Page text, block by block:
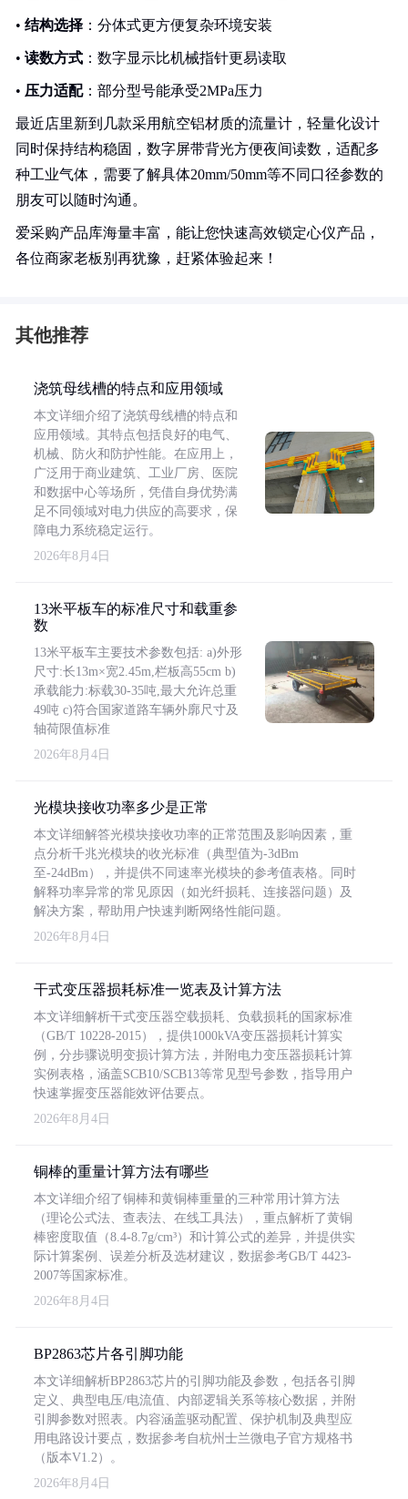
• 结构选择 ：分体式更方便复杂环境安装
• 读数方式 ：数字显示比机械指针更易读取
• 压力适配：部分型号能承受2MPa压力
最近店里新到几款采用航空铝材质的流量计，轻量化设计
同时保持结构稳固，数字屏带背光方便夜间读数，适配多
种工业气体，需要了解具体20mm/50mm等不同口径参数的
朋友可以随时沟通。
爱采购产品库海量丰富，能让您快速高效锁定心仪产品，
各位商家老板别再犹豫，赶紧体验起来！
其他推荐
浇筑母线槽的特点和应用领域
本文详细介绍了浇筑母线槽的特点和
应用领域。其特点包括良好的电气、
机械、防火和防护性能。在应用上，
广泛用于商业建筑、工业厂房、医院
和数据中心等场所，凭借自身优势满
足不同领域对电力供应的高要求，保
障电力系统稳定运行。
2026年8月4日
13米平板车的标准尺寸和载重参
数
13米平板车主要技术参数包括: a)外形
尺寸:长13m×宽2.45m,栏板高55cm b)
承载能力:标载30-35吨,最大允许总重
49吨 c)符合国家道路车辆外廓尺寸及
轴荷限值标准
2026年8月4日
光模块接收功率多少是正常
本文详细解答光模块接收功率的正常范围及影响因素，重
点分析千兆光模块的收光标准（典型值为-3dBm
至-24dBm），并提供不同速率光模块的参考值表格。同时
解释功率异常的常见原因（如光纤损耗、连接器问题）及
解决方案，帮助用户快速判断网络性能问题。
2026年8月4日
干式变压器损耗标准一览表及计算方法
本文详细解析干式变压器空载损耗、负载损耗的国家标准
（GB/T 10228-2015），提供1000kVA变压器损耗计算实
例，分步骤说明变损计算方法，并附电力变压器损耗计算
实例表格，涵盖SCB10/SCB13等常见型号参数，指导用户
快速掌握变压器能效评估要点。
2026年8月4日
铜棒的重量计算方法有哪些
本文详细介绍了铜棒和黄铜棒重量的三种常用计算方法
（理论公式法、查表法、在线工具法），重点解析了黄铜
棒密度取值（8.4-8.7g/cm³）和计算公式的差异，并提供实
际计算案例、误差分析及选材建议，数据参考GB/T 4423-
2007等国家标准。
2026年8月4日
BP2863芯片各引脚功能
本文详细解析BP2863芯片的引脚功能及参数，包括各引脚
定义、典型电压/电流值、内部逻辑关系等核心数据，并附
引脚参数对照表。内容涵盖驱动配置、保护机制及典型应
用电路设计要点，数据参考自杭州士兰微电子官方规格书
（版本V1.2）。
2026年8月4日